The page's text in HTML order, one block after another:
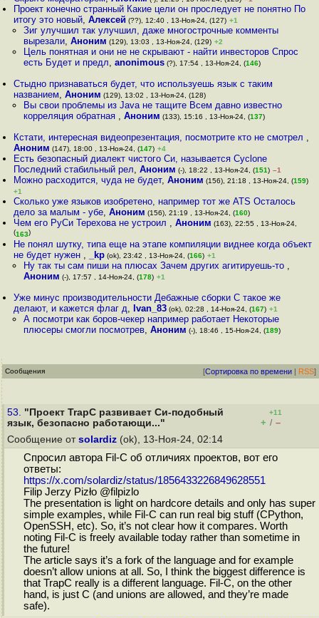
Проект конечно странный Какие цели он проследует не понятно По
итогу это новый,Алексей (??), 12:40 , 13-Ноя-24, (127) +1
Зиг улучшил так улучшил, даже многострочные комменты
вырезали, Аноним (129), 13:03 , 13-Ноя-24, (129) +2
Цель понятная и они не не скрывают - найти инвесторов Спрос
есть Будет и предл, anonimous(?), 17:54 , 13-Ноя-24, (146)
Стыдно признаваться будет, что используешь язык с таким
названием,Аноним (129), 13:02 , 13-Ноя-24, (128)
Вы свои проблемы из Java не тащите Всем давно известно
корреляция обратная , Аноним (133), 15:16 , 13-Ноя-24, (137)
Кстати, интересная видеопрезентация, посмотрите кто не смотрел ,
Аноним (147), 18:00 , 13-Ноя-24, (147) +4
Есть безопасный диалект чистого Си, называется Cyclone
Последний стабильный рел,Аноним (-), 18:22 , 13-Ноя-24, (151) –1
Можно расходится, чуда не будет,Аноним (156), 21:18 , 13-Ноя-24, (159)
+1
Сколько уже языков изобретено, например тот же ATS Осталось
дело за малым - убе,Аноним (156), 21:19 , 13-Ноя-24, (160)
Чем его РуСи Терехова не устроил ,Аноним (163), 22:55 , 13-Ноя-24,
(163)
Не понял шутку, типа еще на этапе компиляции виднее когда объект
не будет нужен , _kp (ok), 23:42 , 13-Ноя-24, (166) +1
Ну так ты сам пиши на плюсах Зачем других агитируешь-то ,
Аноним (-), 17:57 , 14-Ноя-24, (178) +1
Уже минус производительности Дебажные сборки С такое же
делают, и кажется флаг д, Ivan_83 (ok), 02:28 , 14-Ноя-24, (167) +1
А посмотри как боров-чекер например работает Некоторые
плюсеры смогли посмотрев, Аноним (-), 18:46 , 15-Ноя-24, (189)
Сообщения [Сортировка по времени | RSS]
53. "Проект TrapC развивает Си-подобный
язык, безопасно работающи..."
+11
+ / –
Сообщение от solardiz (ok), 13-Ноя-24, 02:14
Спросил автора Fil-C об отличиях проектов, вот его
ответы:
https://x.com/solardiz/status/1856433226849628551
Filip Jerzy Pizło @filpizlo
The presentation is light on hardcore details and only has super
simple examples, while Fil-C can run real big stuff (CPython,
OpenSSH, etc). So, it’s not clear how it compares. Worth
noting Fil-C is freely available today rather than sometime in
the future!
The article says it’s a fork of the language and for example
doesn’t allow unions at all. So, I think the biggest difference is
that TrapC really is a different language. Fil-C, on the other
hand, is just C (and unions are allowed, and they’re made
safe).